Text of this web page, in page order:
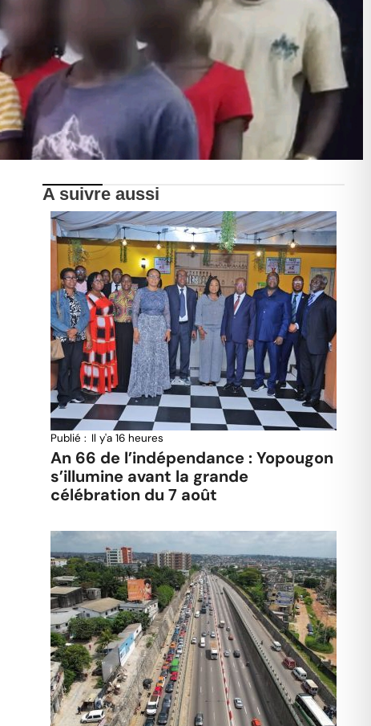
A suivre aussi
Publié : Il y'a 16 heures
An 66 de l’indépendance : Yopougon
s’illumine avant la grande
célébration du 7 août